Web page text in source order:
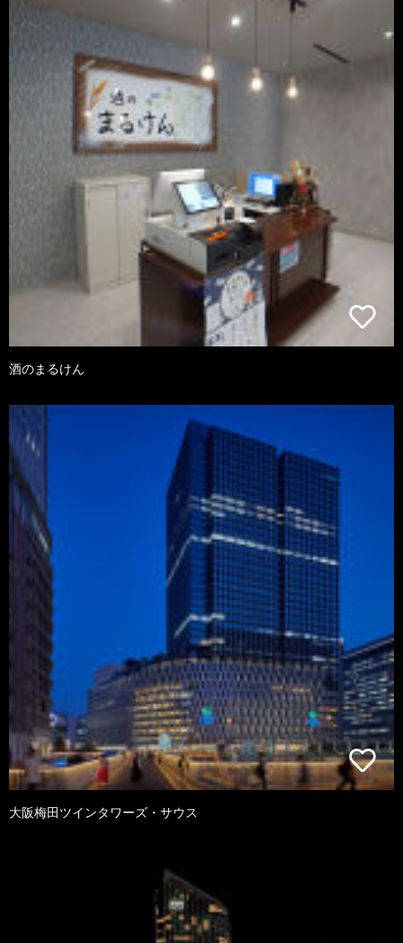
酒のまるけん
大阪梅田ツインタワーズ・サウス